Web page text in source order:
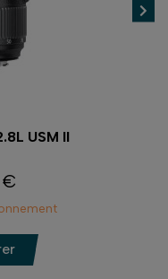
5.6 IS II